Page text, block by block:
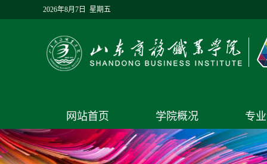
2026年8月7日 星期五
网站首页 学院概况 专